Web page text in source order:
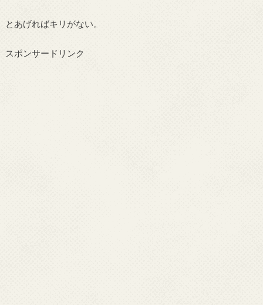
とあげればキリがない。
スポンサードリンク